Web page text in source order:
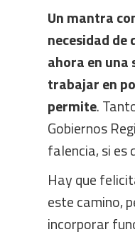
Un mantra
necesidad de
ahora en una
trabajar en
permite.
Gobiernos
falencia, si es
Hay que
este camino,
incorporar